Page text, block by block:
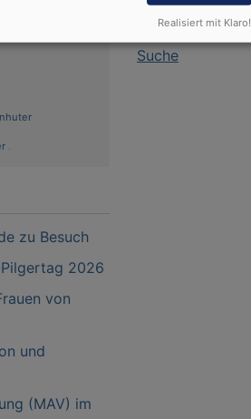
.
zu Besuch
2026
von
und
(MAV) im
Suche
Realisiert mit Klaro!